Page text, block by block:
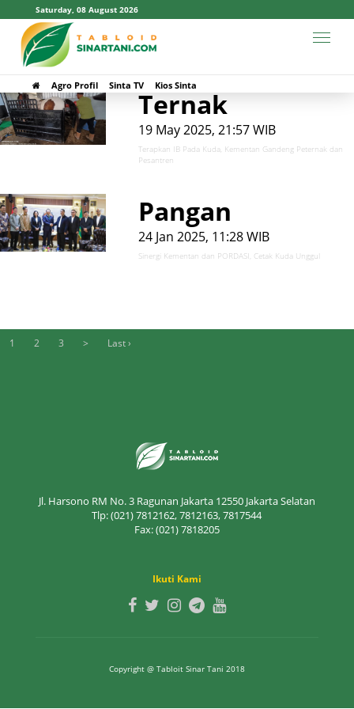
Saturday, 08 August 2026
Agro Profil Sinta TV Kios Sinta
# Kuda
Ternak
19 May 2025, 21:57 WIB
Terapkan IB Pada Kuda, Kementan Gandeng Peternak dan
Pesantren
Pangan
24 Jan 2025, 11:28 WIB
Sinergi Kementan dan PORDASI, Cetak Kuda Unggul
1 2 3 > Last ›
Jl. Harsono RM No. 3 Ragunan Jakarta 12550 Jakarta Selatan
Tlp: (021) 7812162, 7812163, 7817544
Fax: (021) 7818205
Ikuti Kami
Copyright @ Tabloit Sinar Tani 2018